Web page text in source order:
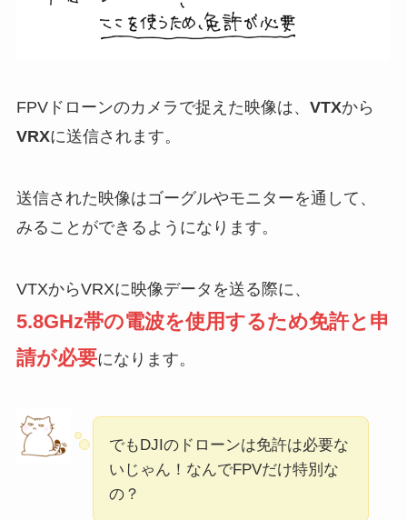
FPVドローンのカメラで捉えた映像は、 VTXから
VRXに送信されます。
送信された映像はゴーグルやモニターを通して、
みることができるようになります。
VTXからVRXに映像データを送る際に、
5.8GHz帯の電波を使用するため免許と申
請が必要になります。
でもDJIのドローンは免許は必要な
いじゃん！なんでFPVだけ特別な
の？